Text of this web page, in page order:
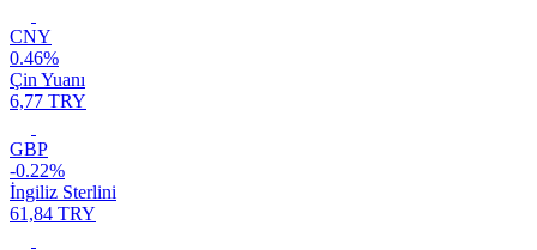
CNY
0.46%
Çin Yuanı
6,77 TRY
GBP
-0.22%
İngiliz Sterlini
61,84 TRY